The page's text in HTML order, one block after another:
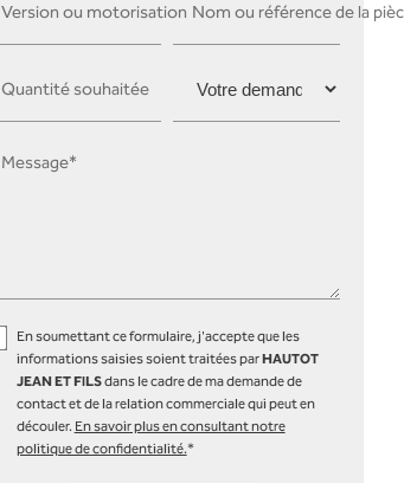
Version ou motorisation Nom ou référence de la
Quantité souhaitée
Message*
En soumettant ce formulaire, j'accepte que les
informations saisies soient traitées parHAUTOT
JEAN ET FILSdans le cadre de ma demande de
contact et de la relation commerciale qui peut en
découler.En savoir plus en consultant notre
politique de confidentialité.*